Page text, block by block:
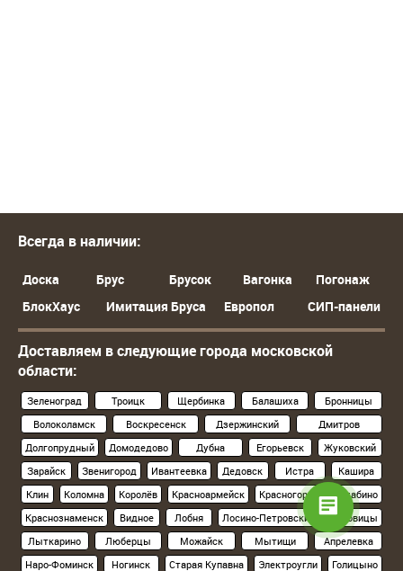
Всегда в наличии:
Доска Брус Брусок Вагонка
Погонаж
БлокХаус
Имитация Бруса Европол СИП-панели
Доставляем в следующие города московской
области:
Зеленоград Троицк Щербинка Балашиха
Бронницы
Волоколамск
Воскресенск Дзержинский
Дмитров
Долгопрудный
Домодедово Дубна Егорьевск
Жуковский
Зарайск
Звенигород Ивантеевка Дедовск Истра
Кашира
Клин
Коломна Королёв Красноармейск Красногорск
Нахабино
Краснознаменск
Видное Лобня Лосино-Петровский
Луховицы
Лыткарино
Люберцы Можайск Мытищи
Апрелевка
Наро-Фоминск
Ногинск Старая Купавна Электроугли
Голицыно